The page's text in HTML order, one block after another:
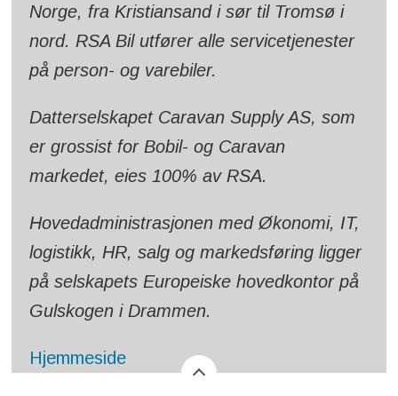
Norge, fra Kristiansand i sør til Tromsø i
nord. RSA Bil utfører alle servicetjenester
på person- og varebiler.
Datterselskapet Caravan Supply AS, som
er grossist for Bobil- og Caravan
markedet, eies 100% av RSA.
Hovedadministrasjonen med Økonomi, IT,
logistikk, HR, salg og markedsføring ligger
på selskapets Europeiske hovedkontor på
Gulskogen i Drammen.
Hjemmeside